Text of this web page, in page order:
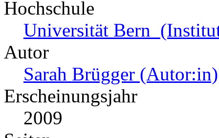
Hochschule
Universität Bern
Autor
Sarah Brügger (Autor:in)
Erscheinungsjahr
2009